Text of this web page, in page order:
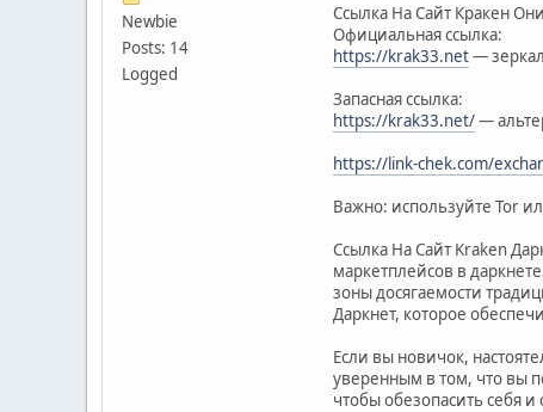
Newbie
Posts: 14
Logged
Ссылка На Сайт Кракен
Официальная ссылка:
https://krak33.net—
Запасная ссылка:
https://krak33.net/—
https://link-chek.com/
Важно: используйте Tor
Ссылка На Сайт Kraken
маркетплейсов в
зоны досягаемости
Даркнет, которое
Если вы новичок,
уверенным в том, что вы
чтобы обезопасить себя и